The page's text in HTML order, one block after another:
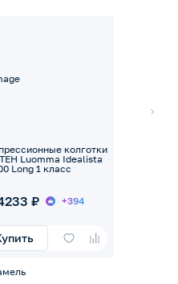
колготки
Luomma Idealista
Long 1 класс
₽ +394